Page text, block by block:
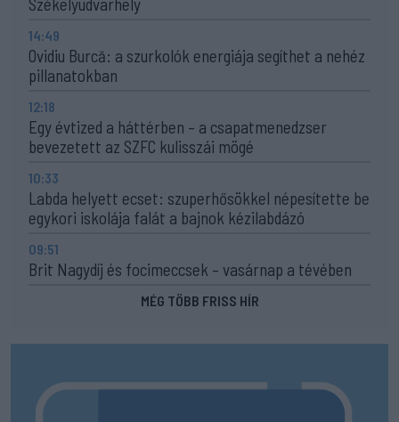
Székelyudvarhely
14:49
Ovidiu Burcă: a szurkolók energiája segíthet a nehéz
pillanatokban
12:18
Egy évtized a háttérben – a csapatmenedzser
bevezetett az SZFC kulisszái mögé
10:33
Labda helyett ecset: szuperhősökkel népesítette be
egykori iskolája falát a bajnok kézilabdázó
09:51
Brit Nagydíj és focimeccsek – vasárnap a tévében
MÉG TÖBB FRISS HÍR